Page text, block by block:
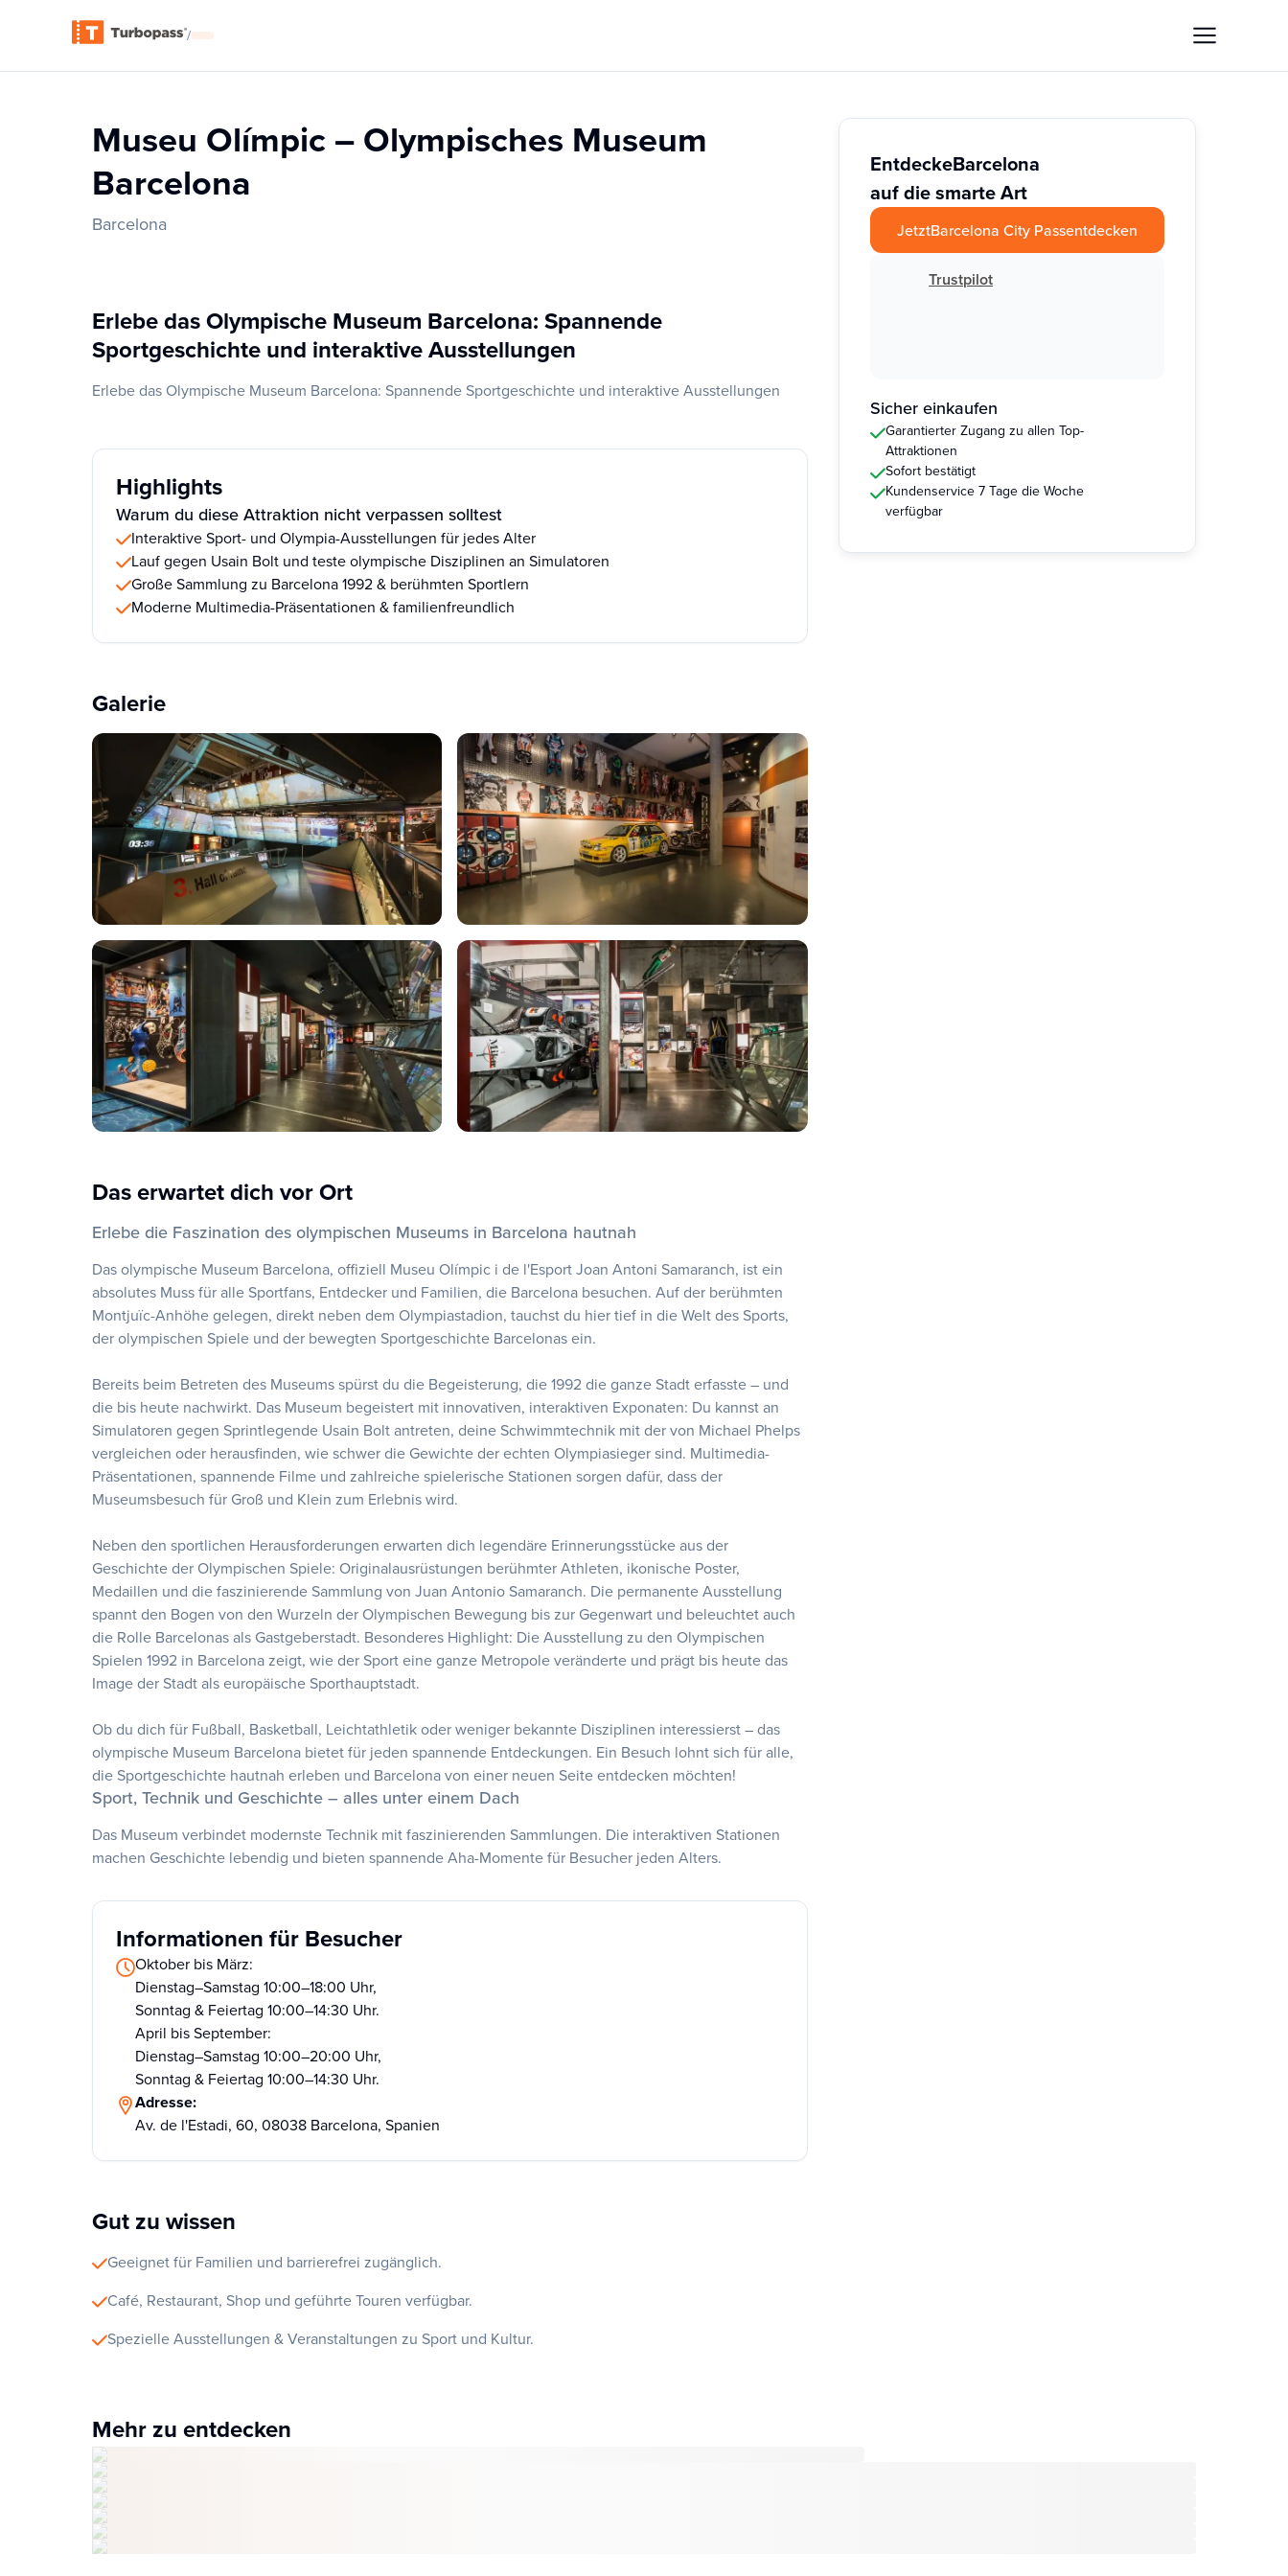
/
Museu Olímpic – Olympisches Museum
Barcelona
Barcelona
Erlebe das Olympische Museum Barcelona: Spannende
Sportgeschichte und interaktive Ausstellungen
Erlebe das Olympische Museum Barcelona: Spannende Sportgeschichte und interaktive Ausstellungen
Highlights
Warum du diese Attraktion nicht verpassen solltest
Interaktive Sport- und Olympia-Ausstellungen für jedes Alter
Lauf gegen Usain Bolt und teste olympische Disziplinen an Simulatoren
Große Sammlung zu Barcelona 1992 & berühmten Sportlern
Moderne Multimedia-Präsentationen & familienfreundlich
Galerie
Das erwartet dich vor Ort
Erlebe die Faszination des olympischen Museums in Barcelona hautnah
Das olympische Museum Barcelona, offiziell Museu Olímpic i de l'Esport Joan Antoni Samaranch, ist ein
absolutes Muss für alle Sportfans, Entdecker und Familien, die Barcelona besuchen. Auf der berühmten
Montjuïc-Anhöhe gelegen, direkt neben dem Olympiastadion, tauchst du hier tief in die Welt des Sports,
der olympischen Spiele und der bewegten Sportgeschichte Barcelonas ein.
Bereits beim Betreten des Museums spürst du die Begeisterung, die 1992 die ganze Stadt erfasste – und
die bis heute nachwirkt. Das Museum begeistert mit innovativen, interaktiven Exponaten: Du kannst an
Simulatoren gegen Sprintlegende Usain Bolt antreten, deine Schwimmtechnik mit der von Michael Phelps
vergleichen oder herausfinden, wie schwer die Gewichte der echten Olympiasieger sind. Multimedia-
Präsentationen, spannende Filme und zahlreiche spielerische Stationen sorgen dafür, dass der
Museumsbesuch für Groß und Klein zum Erlebnis wird.
Neben den sportlichen Herausforderungen erwarten dich legendäre Erinnerungsstücke aus der
Geschichte der Olympischen Spiele: Originalausrüstungen berühmter Athleten, ikonische Poster,
Medaillen und die faszinierende Sammlung von Juan Antonio Samaranch. Die permanente Ausstellung
spannt den Bogen von den Wurzeln der Olympischen Bewegung bis zur Gegenwart und beleuchtet auch
die Rolle Barcelonas als Gastgeberstadt. Besonderes Highlight: Die Ausstellung zu den Olympischen
Spielen 1992 in Barcelona zeigt, wie der Sport eine ganze Metropole veränderte und prägt bis heute das
Image der Stadt als europäische Sporthauptstadt.
Ob du dich für Fußball, Basketball, Leichtathletik oder weniger bekannte Disziplinen interessierst – das
olympische Museum Barcelona bietet für jeden spannende Entdeckungen. Ein Besuch lohnt sich für alle,
die Sportgeschichte hautnah erleben und Barcelona von einer neuen Seite entdecken möchten!
Sport, Technik und Geschichte – alles unter einem Dach
Das Museum verbindet modernste Technik mit faszinierenden Sammlungen. Die interaktiven Stationen
machen Geschichte lebendig und bieten spannende Aha-Momente für Besucher jeden Alters.
Informationen für Besucher
Oktober bis März:
Dienstag–Samstag 10:00–18:00 Uhr,
Sonntag & Feiertag 10:00–14:30 Uhr.
April bis September:
Dienstag–Samstag 10:00–20:00 Uhr,
Sonntag & Feiertag 10:00–14:30 Uhr.
Adresse:
Av. de l'Estadi, 60, 08038 Barcelona, Spanien
Gut zu wissen
Geeignet für Familien und barrierefrei zugänglich.
Café, Restaurant, Shop und geführte Touren verfügbar.
Spezielle Ausstellungen & Veranstaltungen zu Sport und Kultur.
EntdeckeBarcelona
auf die smarte Art
JetztBarcelona City Passentdecken
Trustpilot
Sicher einkaufen
Garantierter Zugang zu allen Top-
Attraktionen
Sofort bestätigt
Kundenservice 7 Tage die Woche
verfügbar
Mehr zu entdecken